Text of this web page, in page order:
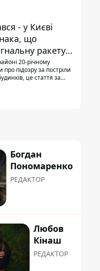
- у Києві
що
ракету,
дівчат
20-річному
підозру за постріли
це стаття за
Богдан
Пономаренко
РЕДАКТОР
Любов
Кінаш
РЕДАКТОР